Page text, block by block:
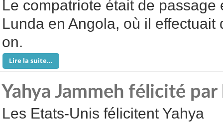
Le compatriote était de passage
Lunda en Angola, où il effectuait
on.
Lire la suite...
Yahya Jammeh félicité
Les Etats-Unis félicitent Yahya